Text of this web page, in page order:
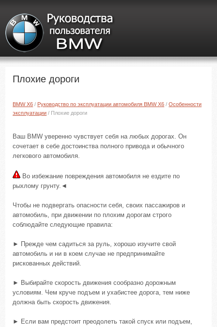
Плохие дороги
BMW X6 / Руководство по эксплуатации автомобиля BMW X6 /Особенности
эксплуатации / Плохие дороги
Ваш BMW уверенно чувствует себя на любых дорогах. Он
сочетает в себе достоинства полного привода и обычного
легкового автомобиля.
Во избежание повреждения автомобиля не ездите по
рыхлому грунту.◄
Чтобы не подвергать опасности себя, своих пассажиров и
автомобиль, при движении по плохим дорогам строго
соблюдайте следующие правила:
► Прежде чем садиться за руль, хорошо изучите свой
автомобиль и ни в коем случае не предпринимайте
рискованных действий.
► Выбирайте скорость движения сообразно дорожным
условиям. Чем круче подъем и ухабистее дорога, тем ниже
должна быть скорость движения.
► Если вам предстоит преодолеть такой спуск или подъем,